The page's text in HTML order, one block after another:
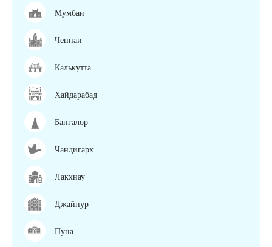
Мумбаи
Ченнаи
Калькутта
Хайдарабад
Бангалор
Чандигарх
Лакхнау
Джайпур
Пуна